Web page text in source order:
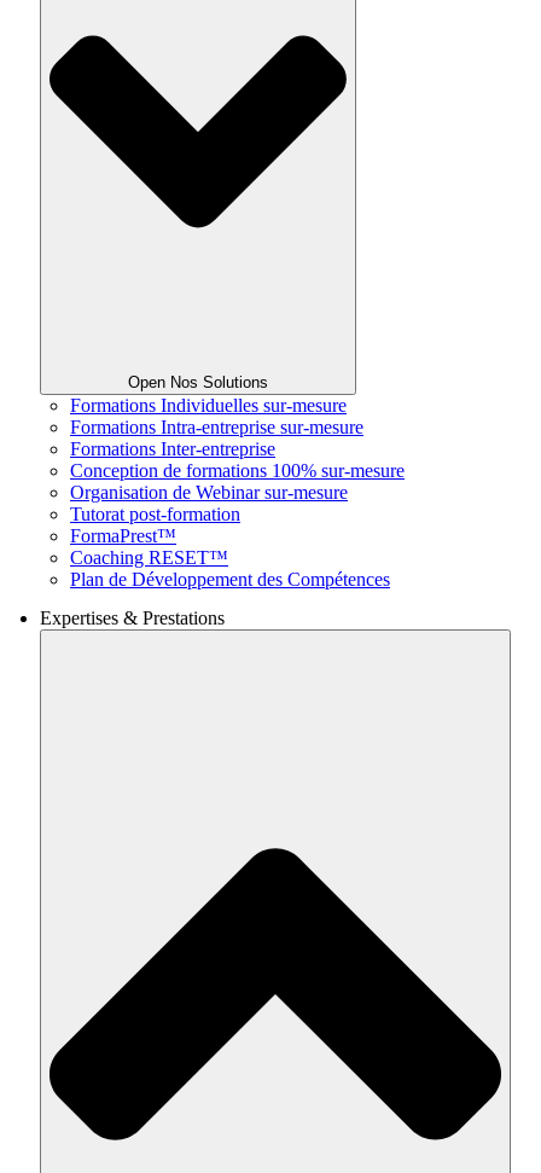
Open Nos Solutions
Formations Individuelles sur-mesure
Formations Intra-entreprise sur-mesure
Formations Inter-entreprise
Conception de formations 100% sur-mesure
Organisation de Webinar sur-mesure
Tutorat post-formation
FormaPrest™
Coaching RESET™
Plan de Développement des Compétences
Expertises & Prestations